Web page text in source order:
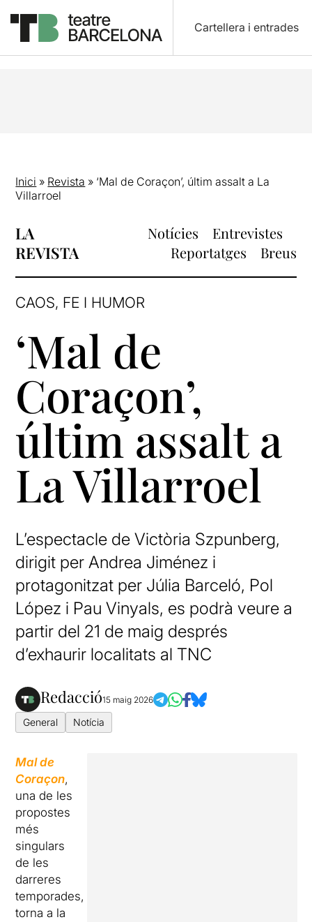
Cartellera i entrades
Inici » Revista » ‘Mal de Coraçon’, últim assalt a La
Villarroel
LA
REVISTA
Notícies
Entrevistes
Reportatges
Breus
CAOS, FE I HUMOR
‘Mal de
Coraçon’,
últim assalt a
La Villarroel
L’espectacle de Victòria Szpunberg,
dirigit per Andrea Jiménez i
protagonitzat per Júlia Barceló, Pol
López i Pau Vinyals, es podrà veure a
partir del 21 de maig després
d’exhaurir localitats al TNC
Redacció15 maig 2026
General Notícia
Mal de
Coraçon,
una de les
propostes
més
singulars
de les
darreres
temporades,
torna a la